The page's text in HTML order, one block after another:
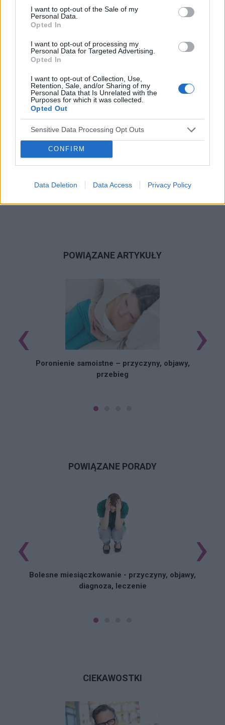
I want to opt-out of the Sale of my
Personal Data.
Opted In
I want to opt-out of processing my
Personal Data for Targeted Advertising.
Opted In
I want to opt-out of Collection, Use,
Retention, Sale, and/or Sharing of my
Personal Data that Is Unrelated with the
Purposes for which it was collected.
Opted Out
Sensitive Data Processing Opt Outs
CONFIRM
Data Deletion Data Access Privacy Policy
embolizacja mięśniaków macicy
ropień gruczołu bartholina
Reklama:
POWIĄZANE ARTYKUŁY
Poronienie samoistne – przyczyny, objawy,
przebieg
‹ ›
POWIĄZANE PORADY
Bolesne miesiączkowanie - przyczyny, objawy,
diagnoza, leczenie
‹ ›
CIEKAWOSTKI